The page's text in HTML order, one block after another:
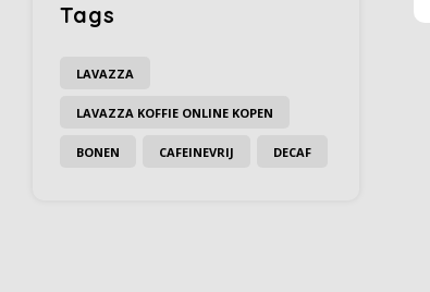
Tags
LAVAZZA
LAVAZZA KOFFIE ONLINE KOPEN
BONEN CAFEINEVRIJ DECAF